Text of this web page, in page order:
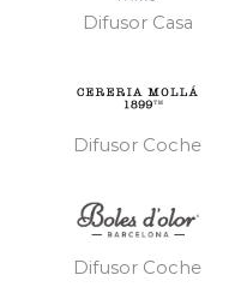
Difusor Casa
Difusor Coche
Difusor Coche